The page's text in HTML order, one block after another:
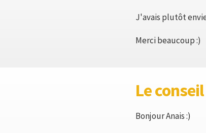
J'avais plutôt
Merci beaucoup :)
Le
Bonjour Anais :)